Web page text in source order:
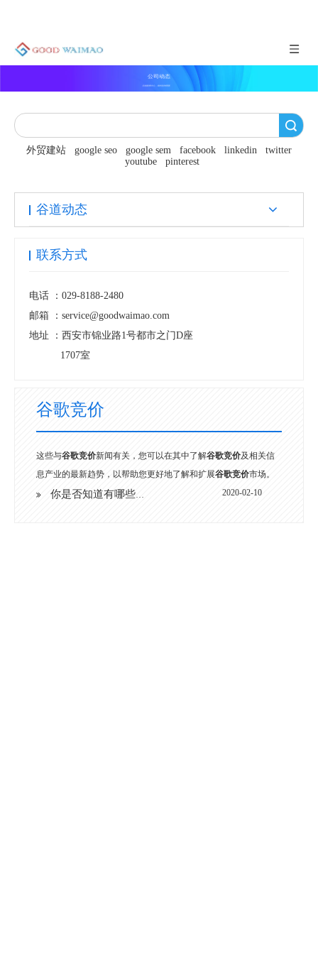
谷道新闻中心，实时咨询更新
公司动态
外贸建站 google seo google sem facebook linkedin
twitter
youtube
pinterest
谷道动态
联系方式
电话 ： 029-8188-2480
邮箱 ： service@goodwaimao.com
地址 ： 西安市锦业路1号都市之门D座
1707室
谷歌竞价
这些与谷歌竞价新闻有关，您可以在其中了解谷歌竞价及相关信
息产业的最新趋势，以帮助您更好地了解和扩展谷歌竞价市场。
你是否知道有哪些内容并不允许变现？10 个不能忽视的重点！ 2020-02-10